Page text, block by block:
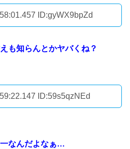
ID:gyWX9bpZd
も知らんとかヤバくね？
ID:59s5qzNEd
なんだよなぁ…